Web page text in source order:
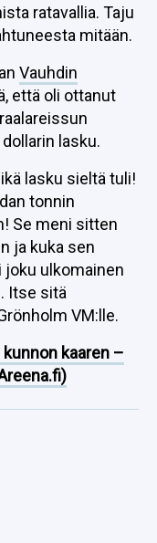
ratavallia. Taju
mitään.
Vauhdin
että oli ottanut
lasku.
lasku sieltä tuli!
tonnin
Se meni sitten
ja kuka sen
ulkomainen
Itse sitä
VM:lle.
kaaren –